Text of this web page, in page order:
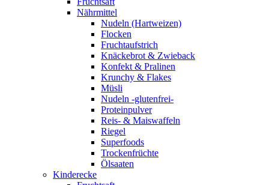
Nährmittel
Nudeln (Hartweizen)
Flocken
Fruchtaufstrich
Knäckebrot & Zwieback
Konfekt & Pralinen
Krunchy & Flakes
Müsli
Nudeln -glutenfrei-
Proteinpulver
Reis- & Maiswaffeln
Riegel
Superfoods
Trockenfrüchte
Ölsaaten
Kinderecke